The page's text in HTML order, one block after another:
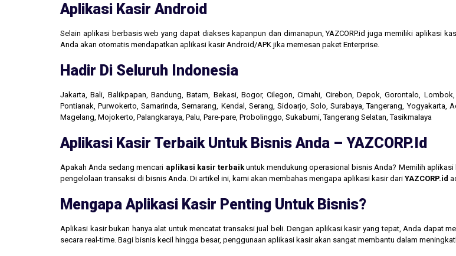
Aplikasi Kasir Android
Selain aplikasi berbasis web yang dapat diakses kapanpun dan dimanapun, YAZCORP.id juga memiliki aplikasi
Anda akan otomatis mendapatkan aplikasi kasir Android/APK jika memesan paket Enterprise.
Hadir Di Seluruh Indonesia
Jakarta, Bali, Balikpapan, Bandung, Batam, Bekasi, Bogor, Cilegon, Cimahi, Cirebon, Depok, Gorontalo,
Pontianak, Purwokerto, Samarinda, Semarang, Kendal, Serang, Sidoarjo, Solo, Surabaya, Tangerang, Yogyakarta,
Magelang, Mojokerto, Palangkaraya, Palu, Pare-pare, Probolinggo, Sukabumi, Tangerang Selatan, Tasikmalaya
Aplikasi Kasir Terbaik Untuk Bisnis Anda – YAZCORP.id
Apakah Anda sedang mencari aplikasi kasir terbaikuntuk mendukung operasional bisnis Anda? Memilih
pengelolaan transaksi di bisnis Anda. Di artikel ini, kami akan membahas mengapa aplikasi kasir dari YAZCORP.id
Mengapa Aplikasi Kasir Penting Untuk Bisnis?
Aplikasi kasir bukan hanya alat untuk mencatat transaksi jual beli. Dengan aplikasi kasir yang tepat, Anda dapat
secara real-time. Bagi bisnis kecil hingga besar, penggunaan aplikasi kasir akan sangat membantu dalam